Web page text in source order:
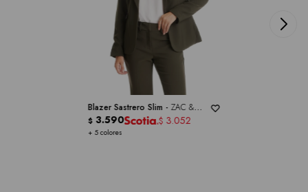
Blazer Sastrero Slim - ZAC &
RACHEL
+ 5 colores
$ 3.590 $ 3.052